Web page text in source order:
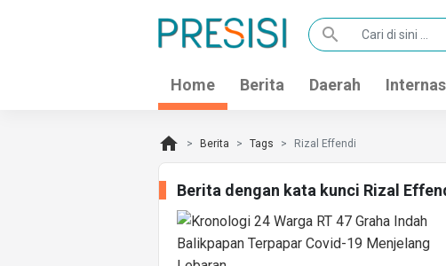
search
Home Berita Daerah
home Berita Tags Rizal Effendi
Berita dengan kata kunci Rizal